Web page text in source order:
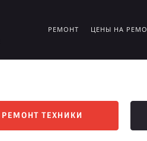
РЕМОНТ ЦЕНЫ НА
РЕМОНТ ТЕХНИКИ